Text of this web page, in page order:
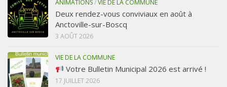
ANIMATIONS/VIE DE LA COMMUNE
Deux rendez-vous conviviaux en août à
Anctoville-sur-Boscq
3 AOÛT 2026
VIE DE LA COMMUNE
Votre Bulletin Municipal 2026 est arrivé !
17 JUILLET 2026